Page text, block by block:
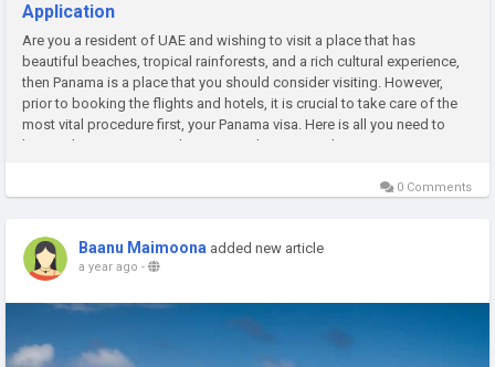
Application
Are you a resident of UAE and wishing to visit a place that has
beautiful beaches, tropical rainforests, and a rich cultural experience,
then Panama is a place that you should consider visiting. However,
prior to booking the flights and hotels, it is crucial to take care of the
most vital procedure first, your Panama visa. Here is all you need to
know when you are traveling to UAE, how to Apply...
0 Comments
Baanu Maimoona added new article
a year ago -